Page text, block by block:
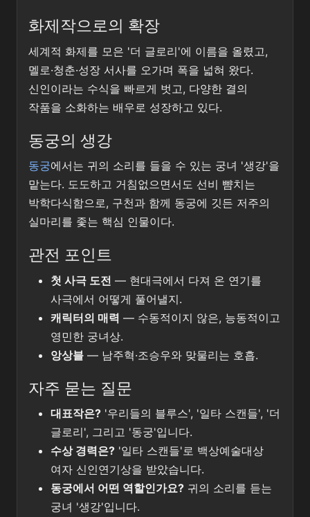
화제작으로의 확장
세계적 화제를 모은 '더 글로리'에 이름을 올렸고,
멜로·청춘·성장 서사를 오가며 폭을 넓혀 왔다.
신인이라는 수식을 빠르게 벗고, 다양한 결의
작품을 소화하는 배우로 성장하고 있다.
동궁의 생강
동궁에서는 귀의 소리를 들을 수 있는 궁녀 '생강'을
맡는다. 도도하고 거침없으면서도 선비 뺨치는
박학다식함으로, 구천과 함께 동궁에 깃든 저주의
실마리를 좇는 핵심 인물이다.
관전 포인트
첫 사극 도전 — 현대극에서 다져 온 연기를
사극에서 어떻게 풀어낼지.
캐릭터의 매력 — 수동적이지 않은, 능동적이고
영민한 궁녀상.
앙상블 — 남주혁·조승우와 맞물리는 호흡.
자주 묻는 질문
대표작은? '우리들의 블루스', '일타 스캔들', '더
글로리', 그리고 '동궁'입니다.
수상 경력은? '일타 스캔들'로 백상예술대상
여자 신인연기상을 받았습니다.
동궁에서 어떤 역할인가요? 귀의 소리를 듣는
궁녀 '생강'입니다.